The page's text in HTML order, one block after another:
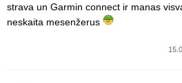
strava un Garmin connect ir manas
neskaita mesenžerus